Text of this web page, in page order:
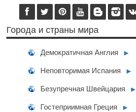
Города и страны мира
Демократичная Англия ►
Неповторимая Испания ►
Безупречная Швейцария ►
Гостеприимная Греция ►